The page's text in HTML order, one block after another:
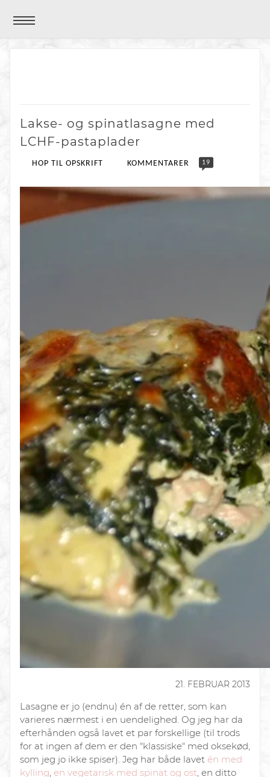
Lakse- og spinatlasagne med
LCHF-pastaplader
HOP TIL OPSKRIFT KOMMENTARER 19
21. FEBRUAR 2013
Lasagne er jo (endnu) én af de retter, som kan
varieres nærmest i en uendelighed. Og jeg har da
efterhånden også lavet et par forskellige (til trods
for at ingen af dem er den "klassiske" med oksekød,
som jeg jo ikke spiser). Jeg har både lavet én med
kylling, en vegetarisk med spinat og ost, en ditto